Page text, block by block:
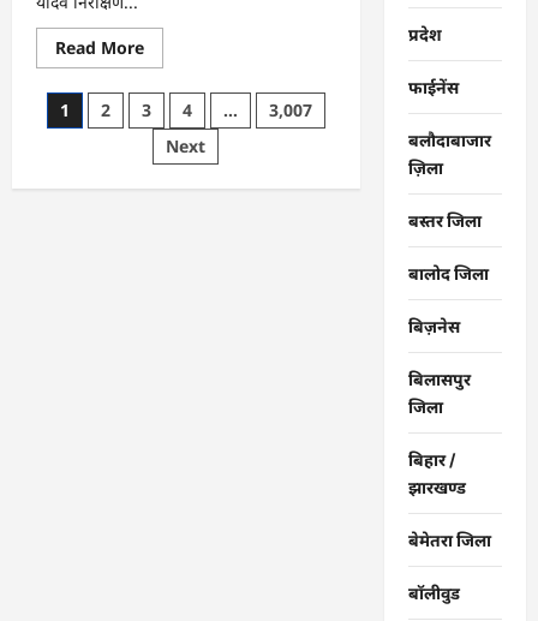
Read MoreRead
more
राजनांदगांव
:
महापौर
फिल्टर
Posts
1 2 3 4 …
3,007
Next
प्रदेश
फाईनेंस
बलौदाबाजार
ज़िला
बस्तर जिला
बालोद जिला
बिज़नेस
बिलासपुर
जिला
बिहार /
झारखण्ड
बेमेतरा जिला
बॉलीवुड